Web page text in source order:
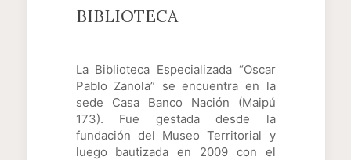
BIBLIOTECA
La Biblioteca Especializada “Oscar
Pablo Zanola” se encuentra en la
sede Casa Banco Nación (Maipú
173). Fue gestada desde la
fundación del Museo Territorial y
luego bautizada en 2009 con el